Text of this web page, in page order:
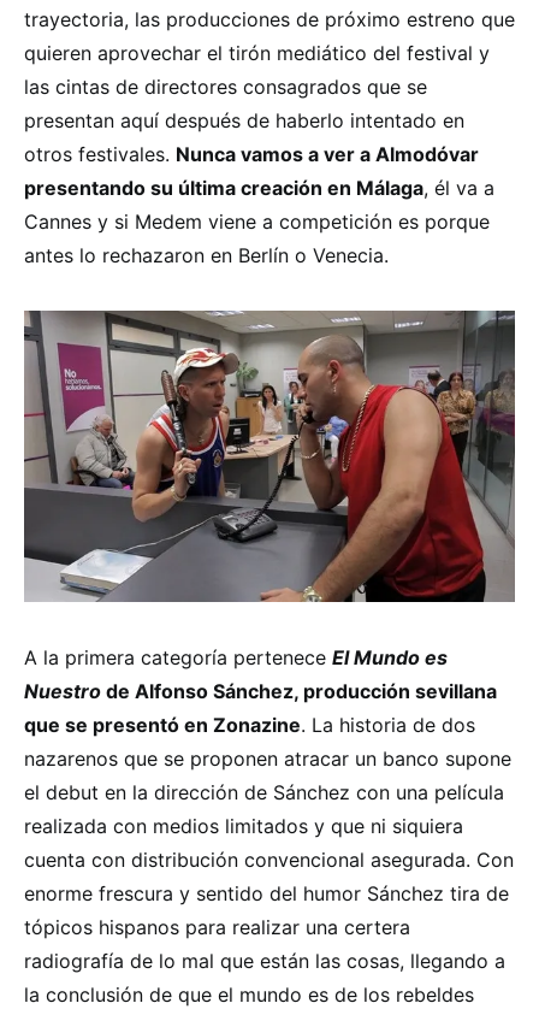
trayectoria, las producciones de próximo estreno que
quieren aprovechar el tirón mediático del festival y
las cintas de directores consagrados que se
presentan aquí después de haberlo intentado en
otros festivales. Nunca vamos a ver a Almodóvar
presentando su última creación en Málaga, él va a
Cannes y si Medem viene a competición es porque
antes lo rechazaron en Berlín o Venecia.
A la primera categoría pertenece El Mundo es
Nuestro de Alfonso Sánchez, producción sevillana
que se presentó en Zonazine. La historia de dos
nazarenos que se proponen atracar un banco supone
el debut en la dirección de Sánchez con una película
realizada con medios limitados y que ni siquiera
cuenta con distribución convencional asegurada. Con
enorme frescura y sentido del humor Sánchez tira de
tópicos hispanos para realizar una certera
radiografía de lo mal que están las cosas, llegando a
la conclusión de que el mundo es de los rebeldes